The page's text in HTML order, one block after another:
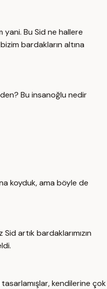
yani. Bu Sid ne hallere
bardakların altına
Bu insanoğlu nedir
koyduk, ama böyle de
artık bardaklarımızın
kendilerine çok